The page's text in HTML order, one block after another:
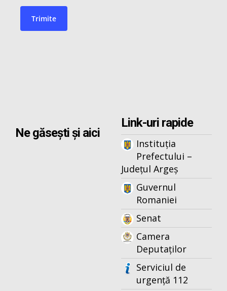
Ne găsești și aici
Link-uri rapide
Instituția
Prefectului –
Județul Argeș
Guvernul
Romaniei
Senat
Camera
Deputaților
Serviciul de
urgență 112